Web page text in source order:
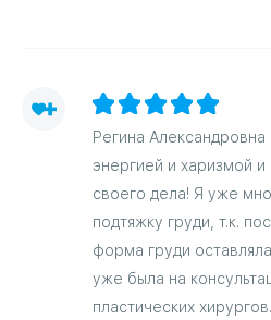
Регина
энергией и харизмой
своего дела! Я уже
подтяжку груди, т.к.
форма груди
уже была на
пластических